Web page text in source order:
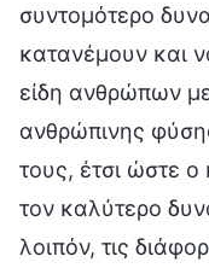
συντομότερο
κατανέμουν και
είδη ανθρώπων
ανθρώπινης
τους, έτσι ώστε ο
τον καλύτερο
λοιπόν, τις